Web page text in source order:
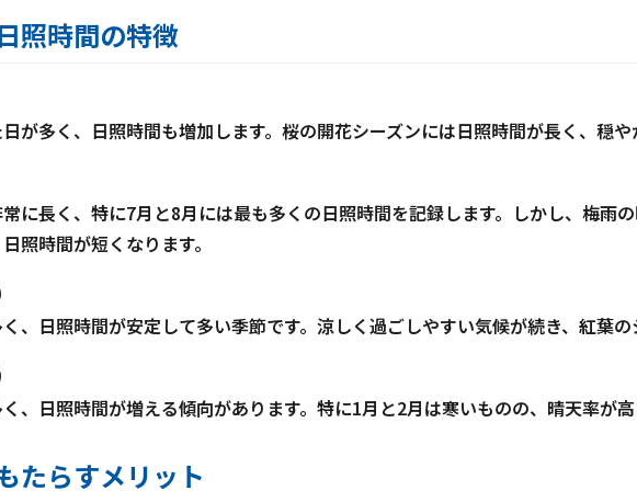
照時間の特徴
が多く、日照時間も増加します。桜の開花シーズンには日照時間が長く、穏
に長く、特に7月と8月には最も多くの日照時間を記録します。しかし、梅雨
照時間が短くなります。
、日照時間が安定して多い季節です。涼しく過ごしやすい気候が続き、紅葉
、日照時間が増える傾向があります。特に1月と2月は寒いものの、晴天率が
たらすメリット